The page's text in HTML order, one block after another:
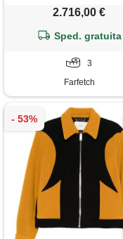
2.716,00 €
Sped. gratuita
3
Farfetch